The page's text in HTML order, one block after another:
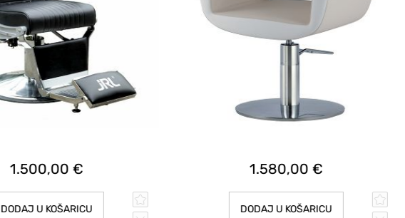
1.500,00 €
DODAJ U KOŠARICU
1.580,00 €
DODAJ U KOŠARICU